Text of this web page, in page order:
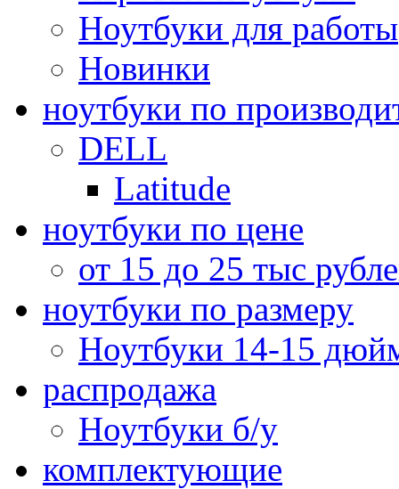
Ноутбуки для работы
Новинки
ноутбуки по
DELL
Latitude
ноутбуки по цене
от 15 до 25 тыс
ноутбуки по размеру
Ноутбуки 14-15
распродажа
Ноутбуки б/у
комплектующие